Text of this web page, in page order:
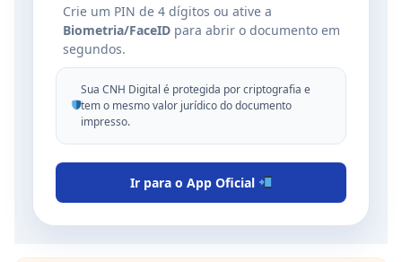
Crie um PIN de 4 dígitos ou ative a
Biometria/FaceID para abrir o documento em
segundos.
Sua CNH Digital é protegida por criptografia e
tem o mesmo valor jurídico do documento
impresso.
Ir para o App Oficial